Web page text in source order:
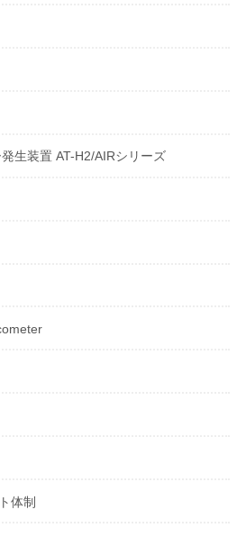
生装置 AT-H2/AIRシリーズ
体制